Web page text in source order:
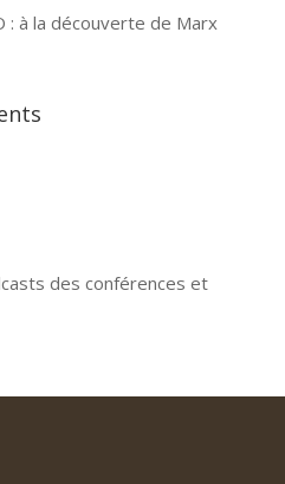
: à la découverte de Marx
des conférences et